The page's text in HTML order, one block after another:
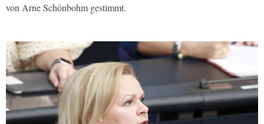
von Arne Schönbohm gestimmt.